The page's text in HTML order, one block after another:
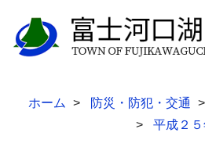
ホーム 防災・防犯・交通
平成２